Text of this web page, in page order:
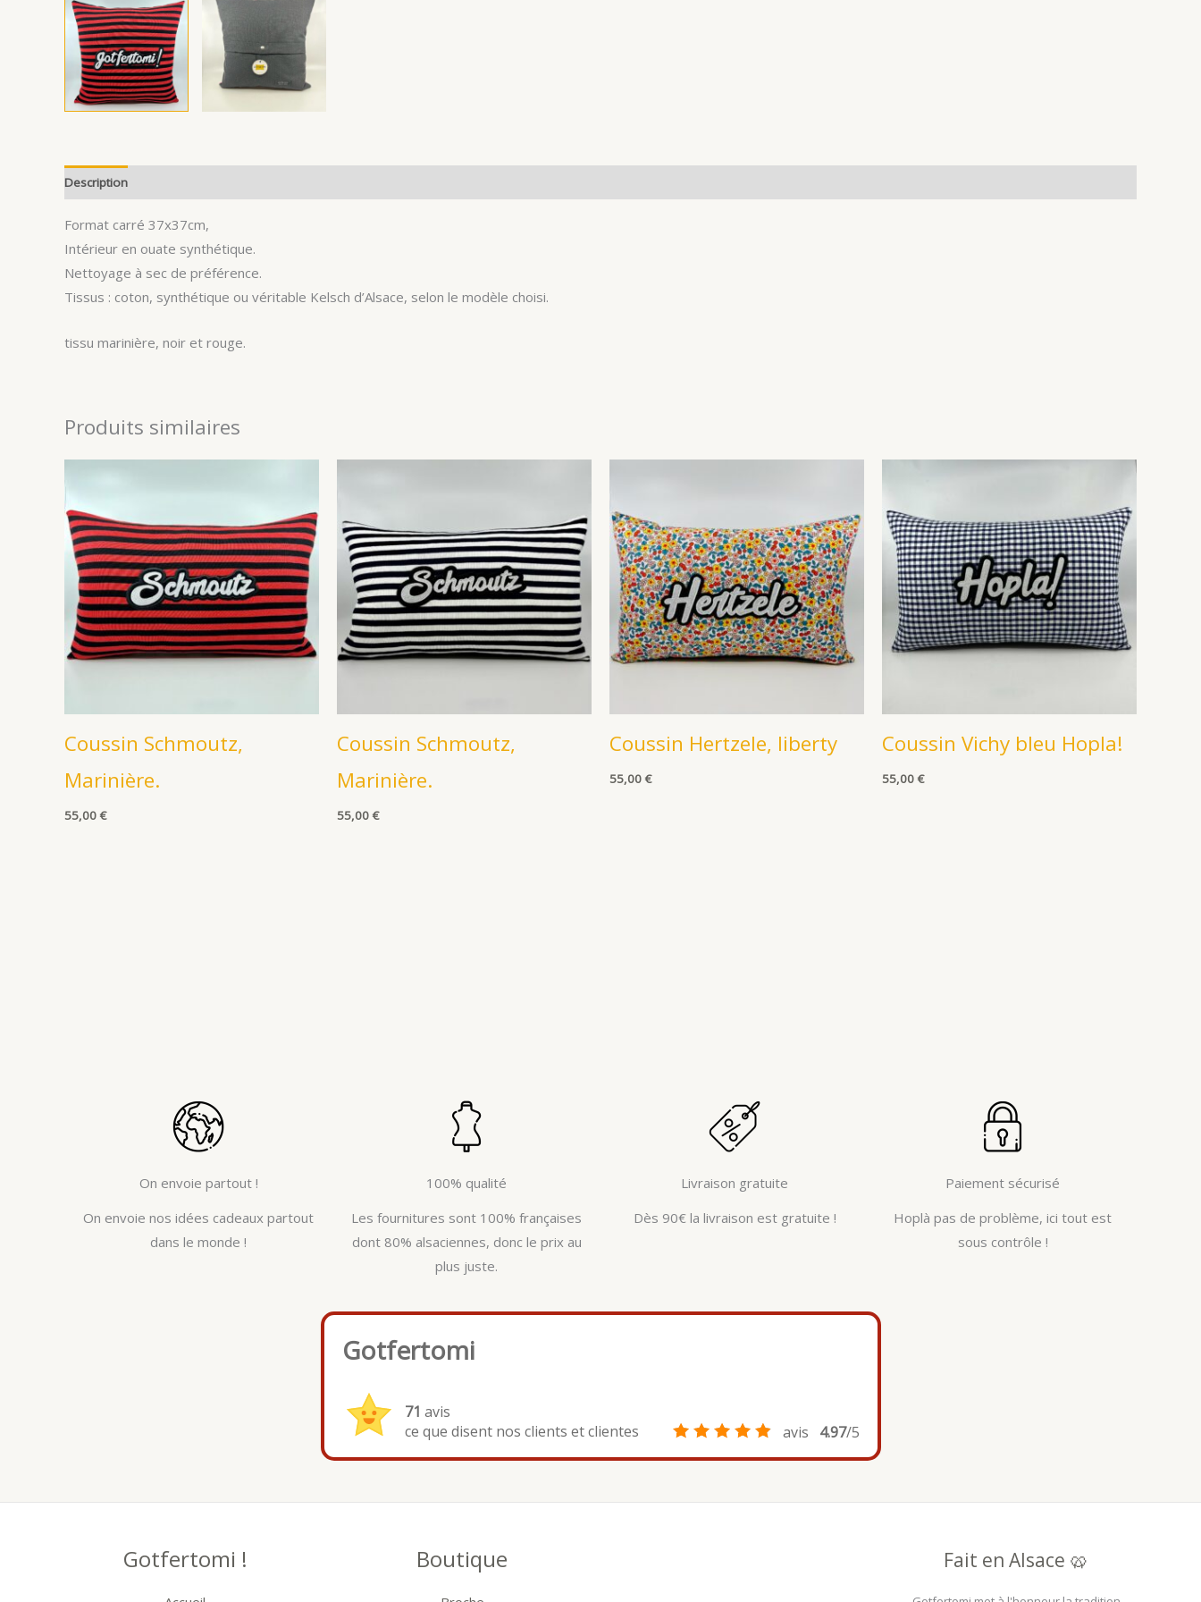
Description
Format carré 37x37cm,
Intérieur en ouate synthétique.
Nettoyage à sec de préférence.
Tissus : coton, synthétique ou véritable Kelsch d’Alsace, selon le modèle choisi.
tissu marinière, noir et rouge.
Produits similaires
Coussin Schmoutz,
Marinière.
55,00 €
Coussin Schmoutz,
Marinière.
55,00 €
Coussin Hertzele, liberty
55,00 €
Coussin Vichy bleu Hopla!
55,00 €
On envoie partout !
On envoie nos idées cadeaux partout
dans le monde !
100% qualité
Les fournitures sont 100% françaises
dont 80% alsaciennes, donc le prix au
plus juste.
Livraison gratuite
Dès 90€ la livraison est gratuite !
Paiement sécurisé
Hoplà pas de problème, ici tout est
sous contrôle !
Gotfertomi
71 avis
ce que disent nos clients et clientes
avis 4.97/5
Gotfertomi ! Boutique Fait en Alsace 🥨